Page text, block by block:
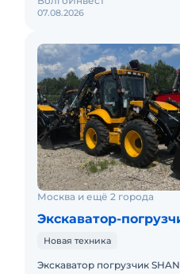
07.08.2026
Москва и ещё 2 города
Экскаватор-
Новая техника
Экскаватор погрузчик SHANMON 388